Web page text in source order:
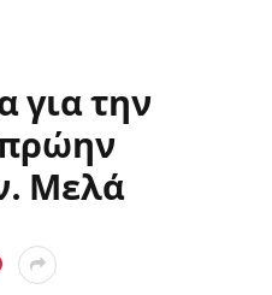
για την
Μελά